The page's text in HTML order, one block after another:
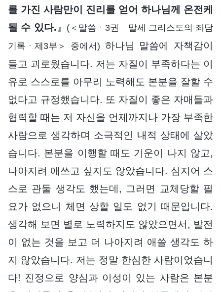
를 가진 사람만이 진리를 얻어 하나님께 온전케
될 수 있다. 』 (＜말씀ㆍ3권 말세 그리스도의 좌담
기록ㆍ제3부＞ 중에서) 하나님 말씀에 자책감이
들고 괴로웠습니다. 저는 자질이 부족하다는 이
유로 스스로를 아무리 노력해도 본분을 잘할 수
없다고 규정했습니다. 또 자질이 좋은 자매들과
협력할 때는 저 자신을 언제까지나 가장 부족한
사람으로 생각하며 소극적인 내적 상태에 살았
습니다. 본분을 이행할 때도 기운이 나지 않고,
나아지려 애쓰고 싶지도 않았습니다. 심지어 스
스로 관둘 생각도 했는데, 그러면 교체당할 필
요가 없으니 체면 상할 일도 없기 때문입니다.
생각해 보면 별로 노력하지도 않았으면서, 발전
이 없는 것을 보고 더 나아지려 애쓸 생각도 하
지 않았습니다. 저는 정말 한심한 사람이었습니
다! 진정으로 양심과 이성이 있는 사람은 본분